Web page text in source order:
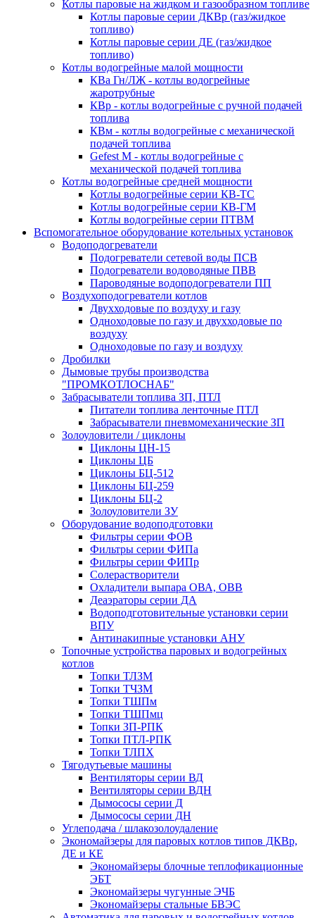
Котлы паровые на жидком и газообразном топливе
Котлы паровые серии ДКВр (газ/жидкое
топливо)
Котлы паровые серии ДЕ (газ/жидкое
топливо)
Котлы водогрейные малой мощности
КВа Гн/ЛЖ - котлы водогрейные
жаротрубные
КВр - котлы водогрейные с ручной подачей
топлива
КВм - котлы водогрейные с механической
подачей топлива
Gefest M - котлы водогрейные с
механической подачей топлива
Котлы водогрейные средней мощности
Котлы водогрейные серии КВ-ТС
Котлы водогрейные серии КВ-ГМ
Котлы водогрейные серии ПТВМ
Вспомогательное оборудование котельных установок
Водоподогреватели
Подогреватели сетевой воды ПСВ
Подогреватели водоводяные ПВВ
Пароводяные водоподогреватели ПП
Воздухоподогреватели котлов
Двухходовые по воздуху и газу
Одноходовые по газу и двухходовые по
воздуху
Одноходовые по газу и воздуху
Дробилки
Дымовые трубы производства
"ПРОМКОТЛОСНАБ"
Забрасыватели топлива ЗП, ПТЛ
Питатели топлива ленточные ПТЛ
Забрасыватели пневмомеханические ЗП
Золоуловители / циклоны
Циклоны ЦН-15
Циклоны ЦБ
Циклоны БЦ-512
Циклоны БЦ-259
Циклоны БЦ-2
Золоуловители ЗУ
Оборудование водоподготовки
Фильтры серии ФОВ
Фильтры серии ФИПа
Фильтры серии ФИПр
Солерастворители
Охладители выпара ОВА, ОВВ
Деаэраторы серии ДА
Водоподготовительные установки серии
ВПУ
Антинакипные установки АНУ
Топочные устройства паровых и водогрейных
котлов
Топки ТЛЗМ
Топки ТЧЗМ
Топки ТШПм
Топки ТШПмц
Топки ЗП-РПК
Топки ПТЛ-РПК
Топки ТЛПХ
Тягодутьевые машины
Вентиляторы серии ВД
Вентиляторы серии ВДН
Дымососы серии Д
Дымососы серии ДН
Углеподача / шлакозолоудаление
Экономайзеры для паровых котлов типов ДКВр,
ДЕ и КЕ
Экономайзеры блочные теплофикационные
ЭБТ
Экономайзеры чугунные ЭЧБ
Экономайзеры стальные БВЭС